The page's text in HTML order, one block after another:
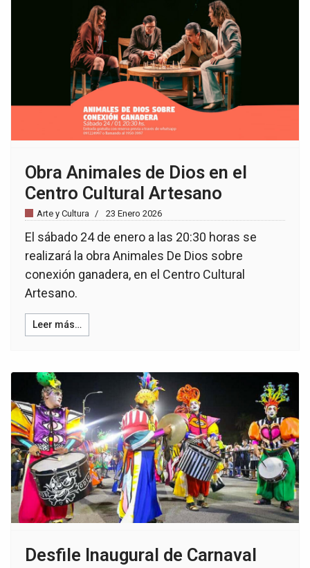
Obra Animales de Dios en el
Centro Cultural Artesano
Arte y Cultura 23 Enero 2026
El sábado 24 de enero a las 20:30 horas se
realizará la obra Animales De Dios sobre
conexión ganadera, en el Centro Cultural
Artesano.
Leer más…
Desfile Inaugural de Carnaval